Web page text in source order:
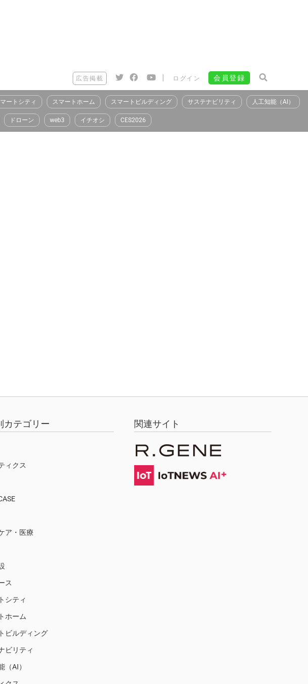
広告掲載 | ログイン 会員登録
ートシティ スマートホーム スマートビルディング サステナビリティ 人工知能（AI）
ドローン web3 イチオシ CES2026
カテゴリー
ィクス
ア・医療
ス
シティ
ホーム
ビルディング
ビリティ
（AI）
関連サイト